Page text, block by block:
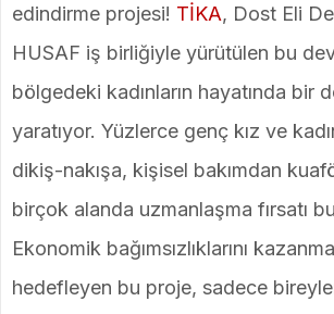
edindirme projesi! TİKA, Dost Eli
HUSAF iş birliğiyle yürütülen bu
bölgedeki kadınların hayatında bir
yaratıyor. Yüzlerce genç kız ve
dikiş-nakışa, kişisel bakımdan
birçok alanda uzmanlaşma fırsatı
Ekonomik bağımsızlıklarını
hedefleyen bu proje, sadece